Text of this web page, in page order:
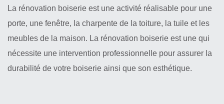
La rénovation boiserie est une activité réalisable pour une
porte, une fenêtre, la charpente de la toiture, la tuile et les
meubles de la maison. La rénovation boiserie est une qui
nécessite une intervention professionnelle pour assurer la
durabilité de votre boiserie ainsi que son esthétique.